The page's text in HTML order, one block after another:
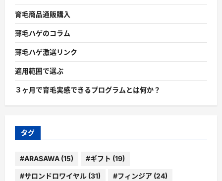
育毛商品通販購入
薄毛ハゲのコラム
薄毛ハゲ激選リンク
適用範囲で選ぶ
３ヶ月で育毛実感できるプログラムとは何か？
タグ
#ARASAWA (15) #ギフト (19)
#サロンドロワイヤル (31) #フィンジア (24)